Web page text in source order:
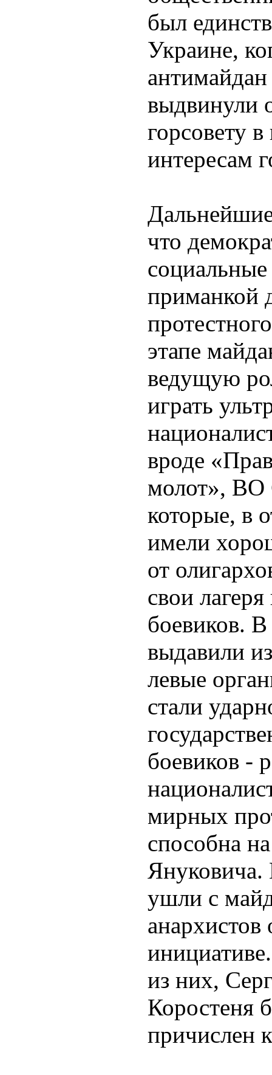
был
Украине,
выдвинули
горсовету
интересам
что
приманкой
этапе
ведущую
играть
вроде
молот»,
которые, в
имели
от
свои
боевиков.
выдавили
левые
стали
боевиков -
мирных
способна
ушли с
анархистов
из них,
Коростеня
причислен